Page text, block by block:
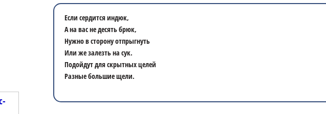
Если сердится индюк,
А на вас не десять брюк,
Нужно в сторону отпрыгнуть
Или же залезть на сук.
Подойдут для скрытных целей
Разные большие щели.